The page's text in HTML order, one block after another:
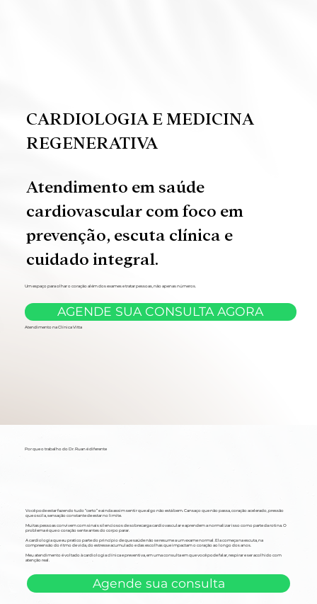
CARDIOLOGIA E MEDICINA
REGENERATIVA
Um espaço para olhar o coração além dos exames e tratar pessoas, não apenas números.
Atendimento em saúde
cardiovascular com foco em
prevenção, escuta clínica e
cuidado integral.
AGENDE SUA CONSULTA AGORA
Atendimento na Clínica Vitta
Por que o trabalho do Dr. Ruan é diferente
Você pode estar fazendo tudo “certo” e ainda assim sentir que algo não está bem. Cansaço que não passa, coração acelerado, pressão
que oscila, sensação constante de estar no limite.
Muitas pessoas convivem com sinais silenciosos de sobrecarga cardiovascular e aprendem a normalizar isso como parte da rotina. O
problema é que o coração sente antes do corpo parar.
A cardiologia que eu pratico parte do princípio de que saúde não se resume a um exame normal. Ela começa na escuta, na
compreensão do ritmo de vida, do estresse acumulado e das escolhas que impactam o coração ao longo dos anos.
Meu atendimento é voltado à cardiologia clínica e preventiva, em uma consulta em que você pode falar, respirar e ser acolhido com
atenção real.
Agende sua consulta